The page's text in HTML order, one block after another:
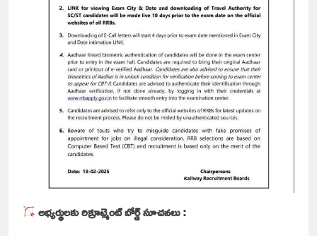
అభ్యర్థులకు రిక్రూట్మెంట్ బోర్డ్ సూచనలు :